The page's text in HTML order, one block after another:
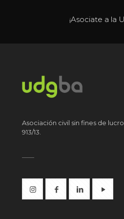
¡Asociate a la
Asociación civil sin fines de
913/13.